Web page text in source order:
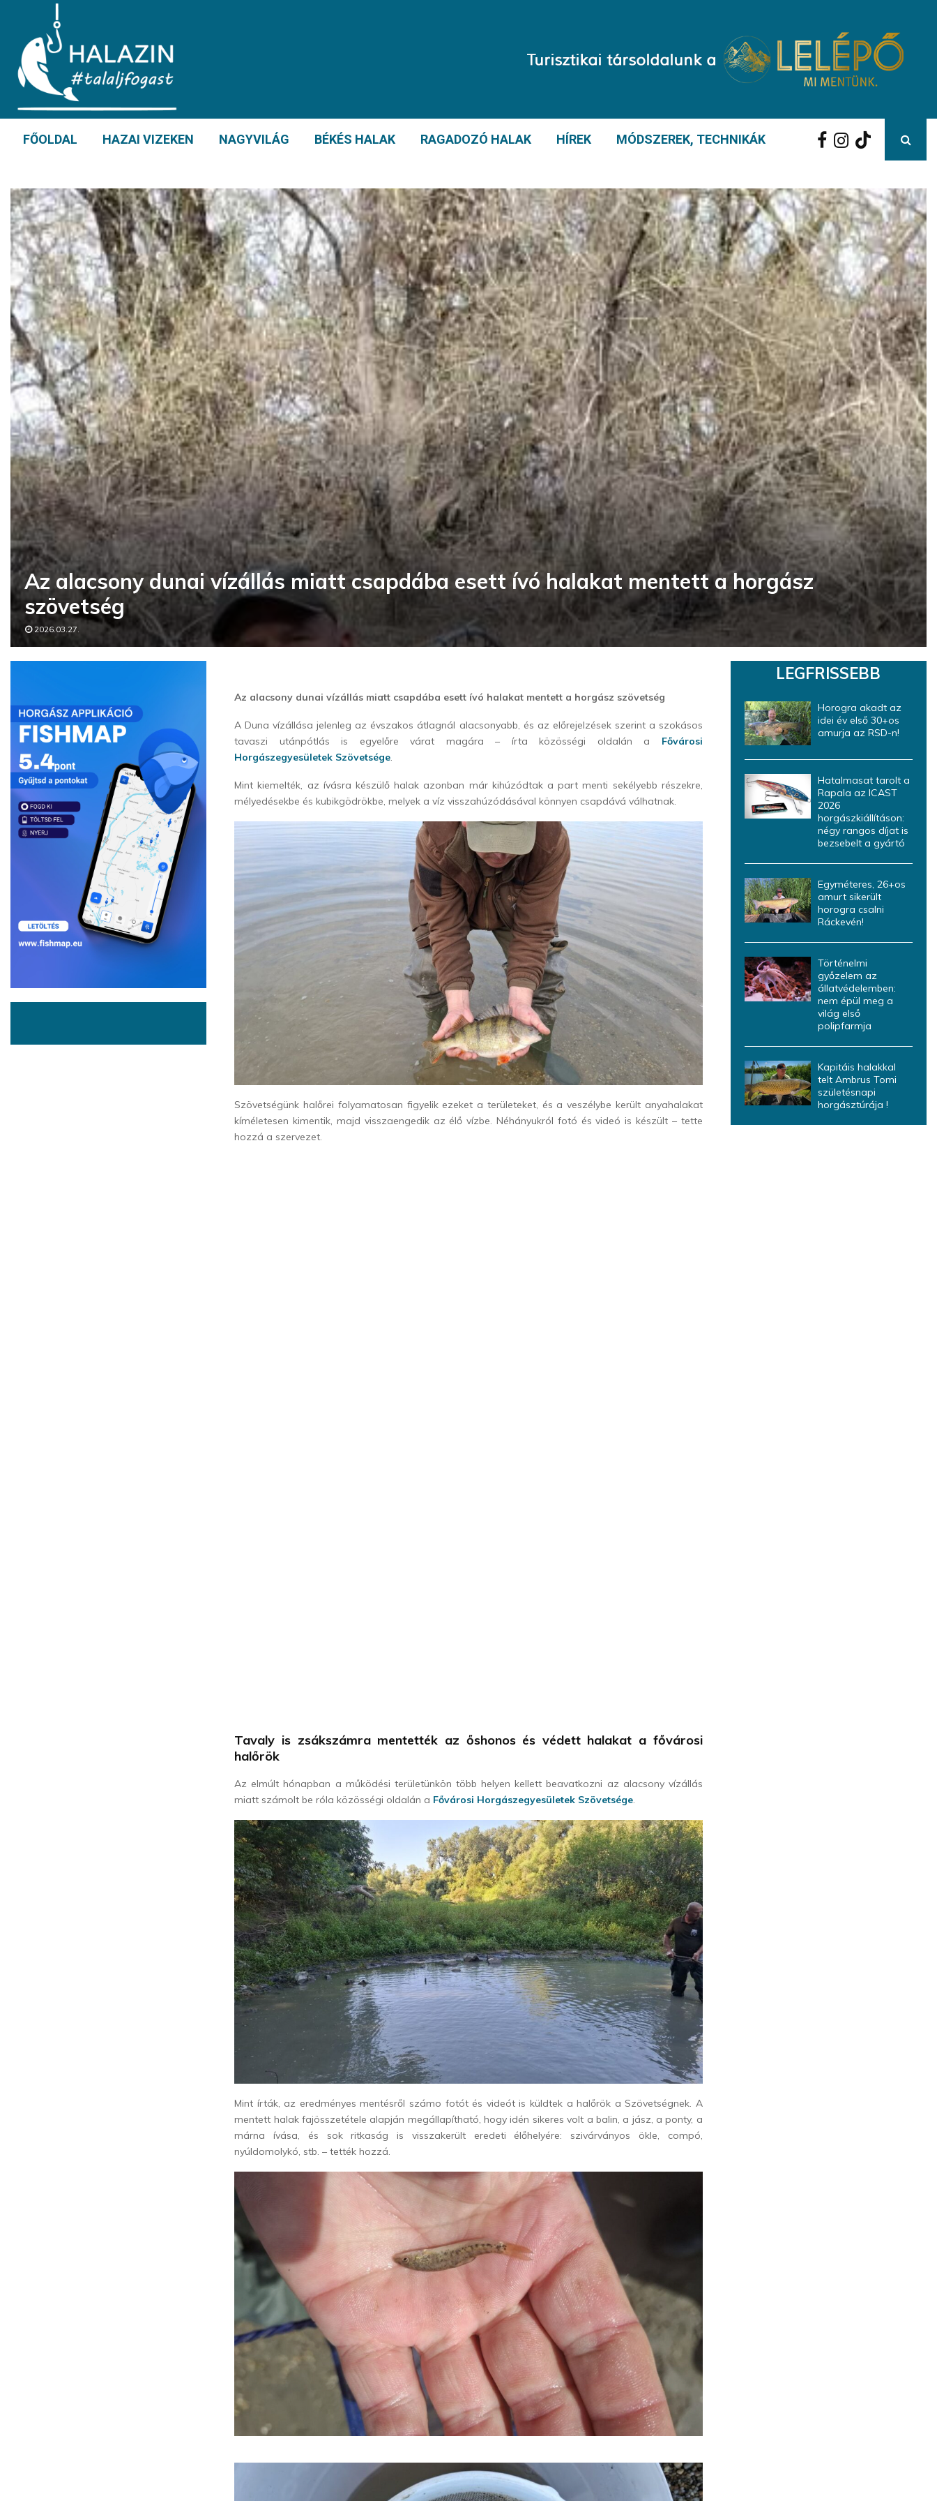
FŐOLDAL HAZAI VIZEKEN NAGYVILÁG BÉKÉS HALAK RAGADOZÓ HALAK HÍREK MÓDSZEREK, TECHNIKÁK
Az alacsony dunai vízállás miatt csapdába esett ívó halakat mentett a horgász
szövetség
2026.03.27.
Az alacsony dunai vízállás miatt csapdába esett ívó halakat mentett a horgász szövetség
A Duna vízállása jelenleg az évszakos átlagnál alacsonyabb, és az előrejelzések szerint a szokásos
tavaszi utánpótlás is egyelőre várat magára – írta közösségi oldalán a Fővárosi
Horgászegyesületek Szövetsége.
Mint kiemelték, az ívásra készülő halak azonban már kihúzódtak a part menti sekélyebb részekre,
mélyedésekbe és kubikgödrökbe, melyek a víz visszahúzódásával könnyen csapdává válhatnak.
Szövetségünk halőrei folyamatosan figyelik ezeket a területeket, és a veszélybe került anyahalakat
kíméletesen kimentik, majd visszaengedik az élő vízbe. Néhányukról fotó és videó is készült – tette
hozzá a szervezet.
Tavaly is zsákszámra mentették az őshonos és védett halakat a fővárosi
halőrök
Az elmúlt hónapban a működési területünkön több helyen kellett beavatkozni az alacsony vízállás
miatt számolt be róla közösségi oldalán a Fővárosi Horgászegyesületek Szövetsége.
Mint írták, az eredményes mentésről számo fotót és videót is küldtek a halőrök a Szövetségnek. A
mentett halak fajösszetétele alapján megállapítható, hogy idén sikeres volt a balin, a jász, a ponty, a
márna ívása, és sok ritkaság is visszakerült eredeti élőhelyére: szivárványos ökle, compó,
nyúldomolykó, stb. – tették hozzá.
LEGFRISSEBB
Horogra akadt az
idei év első 30+os
amurja az RSD-n!
Hatalmasat tarolt a
Rapala az ICAST
2026
horgászkiállításon:
négy rangos díjat is
bezsebelt a gyártó
Egyméteres, 26+os
amurt sikerült
horogra csalni
Ráckevén!
Történelmi
győzelem az
állatvédelemben:
nem épül meg a
világ első
polipfarmja
Kapitáis halakkal
telt Ambrus Tomi
születésnapi
horgásztúrája !